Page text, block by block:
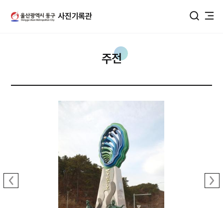
사진기록관
주전